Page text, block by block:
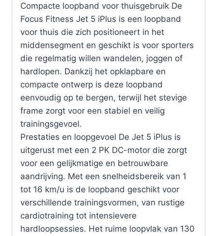
Compacte loopband voor thuisgebruik De
Focus Fitness Jet 5 iPlus is een loopband
voor thuis die zich positioneert in het
middensegment en geschikt is voor sporters
die regelmatig willen wandelen, joggen of
hardlopen. Dankzij het opklapbare en
compacte ontwerp is deze loopband
eenvoudig op te bergen, terwijl het stevige
frame zorgt voor een stabiel en veilig
trainingsgevoel.
Prestaties en loopgevoel De Jet 5 iPlus is
uitgerust met een 2 PK DC-motor die zorgt
voor een gelijkmatige en betrouwbare
aandrijving. Met een snelheidsbereik van 1
tot 16 km/u is de loopband geschikt voor
verschillende trainingsvormen, van rustige
cardiotraining tot intensievere
hardloopsessies. Het ruime loopvlak van 130